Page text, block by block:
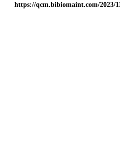
https://qcm.bibiomaint.com/2023/